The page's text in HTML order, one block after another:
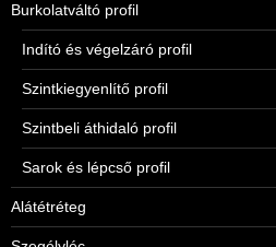
Burkolatváltó profil
Indító és végelzáró profil
Szintkiegyenlítő profil
Szintbeli áthidaló profil
Sarok és lépcső profil
Alátétréteg